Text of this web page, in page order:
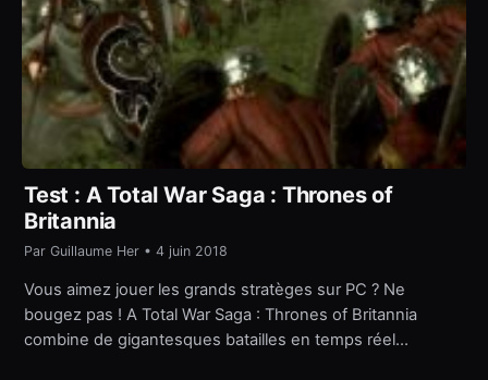
Test : A Total War Saga : Thrones of
Britannia
Par Guillaume Her • 4 juin 2018
Vous aimez jouer les grands stratèges sur PC ? Ne
bougez pas ! A Total War Saga : Thrones of Britannia
combine de gigantesques batailles en temps réel…